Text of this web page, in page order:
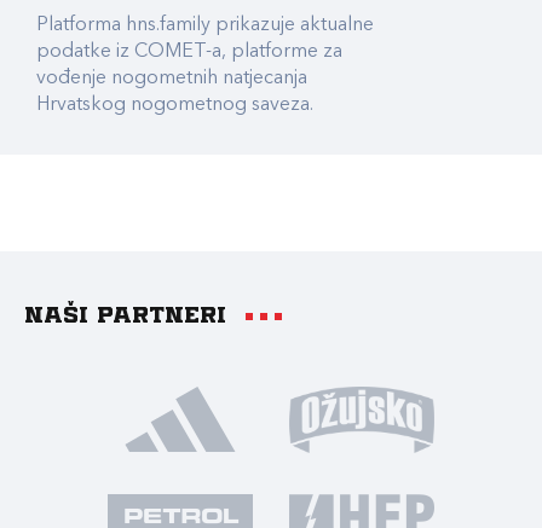
Platforma hns.family prikazuje aktualne
podatke iz COMET-a, platforme za
vođenje nogometnih natjecanja
Hrvatskog nogometnog saveza.
Naši partneri